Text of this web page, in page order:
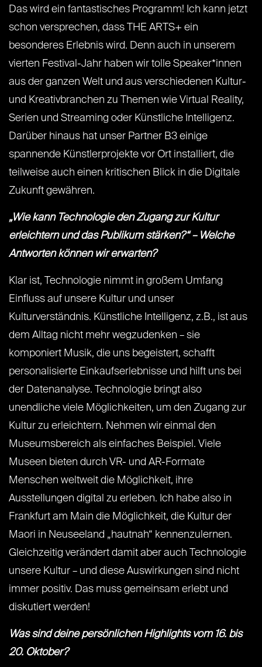
Das wird ein fantastisches Programm! Ich kann jetzt
schon versprechen, dass THE ARTS+ ein
besonderes Erlebnis wird. Denn auch in unserem
vierten Festival-Jahr haben wir tolle Speaker*innen
aus der ganzen Welt und aus verschiedenen Kultur-
und Kreativbranchen zu Themen wie Virtual Reality,
Serien und Streaming oder Künstliche Intelligenz.
Darüber hinaus hat unser Partner B3 einige
spannende Künstlerprojekte vor Ort installiert, die
teilweise auch einen kritischen Blick in die Digitale
Zukunft gewähren.
„Wie kann Technologie den Zugang zur Kultur
erleichtern und das Publikum stärken?“ – Welche
Antworten können wir erwarten?
Klar ist, Technologie nimmt in großem Umfang
Einfluss auf unsere Kultur und unser
Kulturverständnis. Künstliche Intelligenz, z.B., ist aus
dem Alltag nicht mehr wegzudenken – sie
komponiert Musik, die uns begeistert, schafft
personalisierte Einkaufserlebnisse und hilft uns bei
der Datenanalyse. Technologie bringt also
unendliche viele Möglichkeiten, um den Zugang zur
Kultur zu erleichtern. Nehmen wir einmal den
Museumsbereich als einfaches Beispiel. Viele
Museen bieten durch VR- und AR-Formate
Menschen weltweit die Möglichkeit, ihre
Ausstellungen digital zu erleben. Ich habe also in
Frankfurt am Main die Möglichkeit, die Kultur der
Maori in Neuseeland „hautnah“ kennenzulernen.
Gleichzeitig verändert damit aber auch Technologie
unsere Kultur – und diese Auswirkungen sind nicht
immer positiv. Das muss gemeinsam erlebt und
diskutiert werden!
Was sind deine persönlichen Highlights vom 16. bis
20. Oktober?